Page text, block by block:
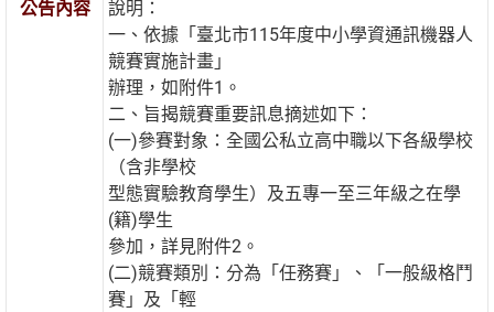
公告內容
說明：
一、依據「臺北市115年度中小學資通訊機器人
競賽實施計畫」
辦理，如附件1。
二、旨揭競賽重要訊息摘述如下：
(一)參賽對象：全國公私立高中職以下各級學校
（含非學校
型態實驗教育學生）及五專一至三年級之在學
(籍)學生
參加，詳見附件2。
(二)競賽類別：分為「任務賽」、「一般級格鬥
賽」及「輕